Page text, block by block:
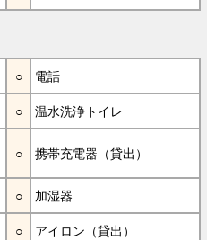
電話
温水洗浄トイレ
携帯充電器（貸出）
加湿器
アイロン（貸出）